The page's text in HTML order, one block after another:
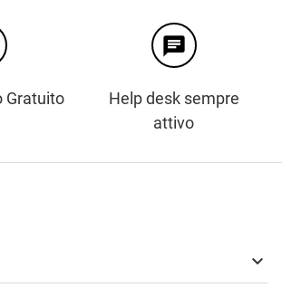
Gratuito
chat
Help desk sempre
attivo
